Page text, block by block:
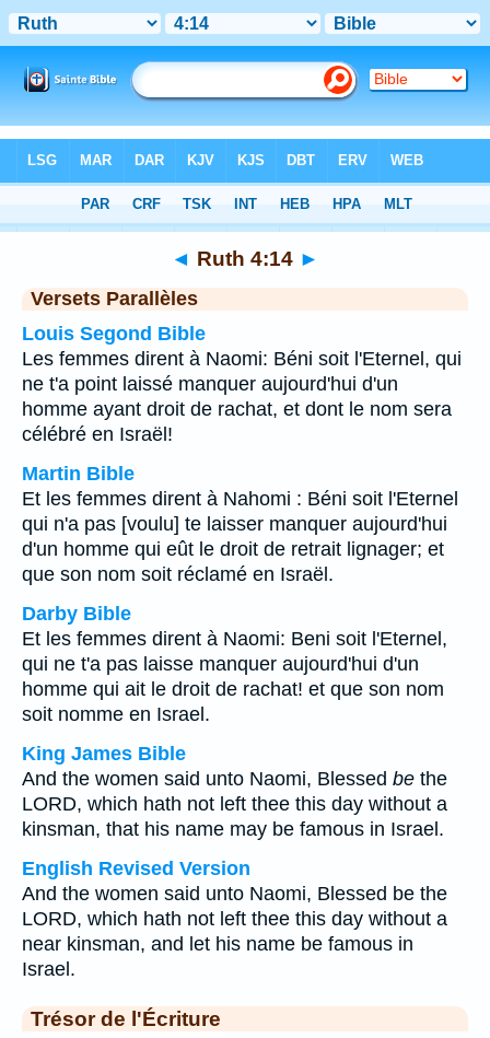
Chapitre 4 > Verset 14
◄ Ruth 4:14 ►
Versets Parallèles
Louis Segond Bible
Les femmes dirent à Naomi: Béni soit l'Eternel, qui
ne t'a point laissé manquer aujourd'hui d'un
homme ayant droit de rachat, et dont le nom sera
célébré en Israël!
Martin Bible
Et les femmes dirent à Nahomi : Béni soit l'Eternel
qui n'a pas [voulu] te laisser manquer aujourd'hui
d'un homme qui eût le droit de retrait lignager; et
que son nom soit réclamé en Israël.
Darby Bible
Et les femmes dirent à Naomi: Beni soit l'Eternel,
qui ne t'a pas laisse manquer aujourd'hui d'un
homme qui ait le droit de rachat! et que son nom
soit nomme en Israel.
King James Bible
And the women said unto Naomi, Blessed be the
LORD, which hath not left thee this day without a
kinsman, that his name may be famous in Israel.
English Revised Version
And the women said unto Naomi, Blessed be the
LORD, which hath not left thee this day without a
near kinsman, and let his name be famous in
Israel.
Trésor de l'Écriture